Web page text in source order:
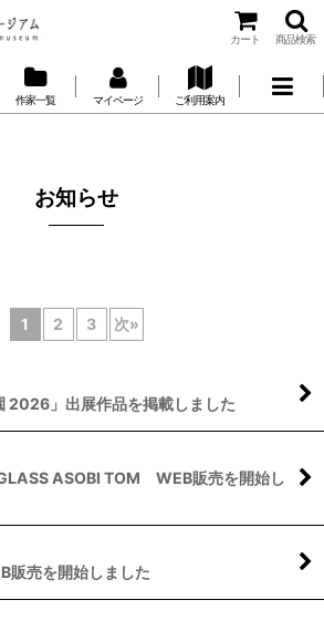
カート 商品検索
作家一覧 マイページ ご利用案内
お知らせ
1 2 3 次»
2026」出展作品を掲載しました
ASOBI TOM WEB販売を開始し
売を開始しました